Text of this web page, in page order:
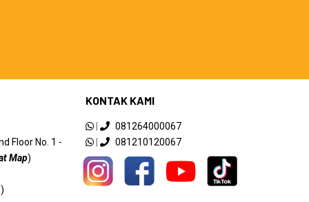
Floor No. 1 -
Map)
KONTAK KAMI
|
081264000067
|
081210120067